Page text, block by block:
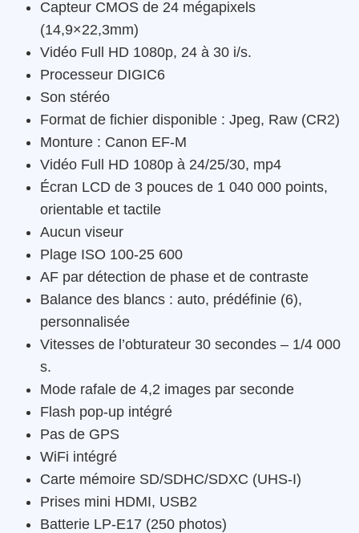
Capteur CMOS de 24 mégapixels
(14,9×22,3mm)
Vidéo Full HD 1080p, 24 à 30 i/s.
Processeur DIGIC6
Son stéréo
Format de fichier disponible : Jpeg, Raw (CR2)
Monture : Canon EF-M
Vidéo Full HD 1080p à 24/25/30, mp4
Écran LCD de 3 pouces de 1 040 000 points,
orientable et tactile
Aucun viseur
Plage ISO 100-25 600
AF par détection de phase et de contraste
Balance des blancs : auto, prédéfinie (6),
personnalisée
Vitesses de l’obturateur 30 secondes – 1/4 000
s.
Mode rafale de 4,2 images par seconde
Flash pop-up intégré
Pas de GPS
WiFi intégré
Carte mémoire SD/SDHC/SDXC (UHS-I)
Prises mini HDMI, USB2
Batterie LP-E17 (250 photos)